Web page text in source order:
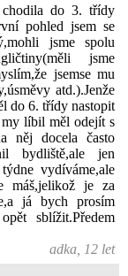
chodila do 3. třídy
pohled jsem se
jsme spolu
jsme
jsemse mu
atd.).Jenže
do 6. třídy nastopit
líbil měl odejít s
něj docela často
bydliště,ale jen
vydíváme,ale
je za
já bych prosím
sblížit.Předem
adka, 12 let